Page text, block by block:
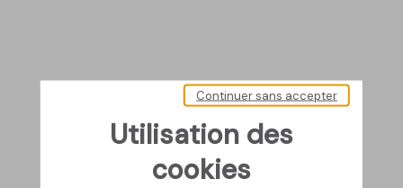
Utilisation des
cookies
Continuer sans accepter